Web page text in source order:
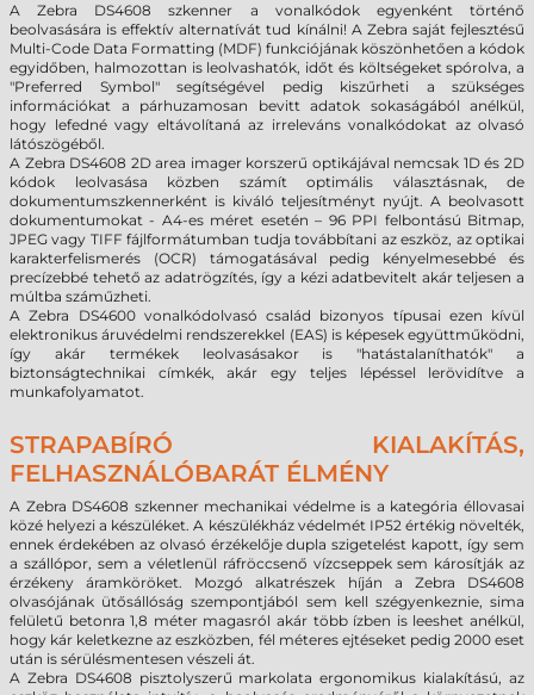
A Zebra DS4608 szkenner a vonalkódok egyenként történő
beolvasására is effektív alternatívát tud kínálni! A Zebra saját fejlesztésű
Multi-Code Data Formatting (MDF) funkciójának köszönhetően a kódok
egyidőben, halmozottan is leolvashatók, időt és költségeket spórolva, a
"Preferred Symbol" segítségével pedig kiszűrheti a szükséges
információkat a párhuzamosan bevitt adatok sokaságából anélkül,
hogy lefedné vagy eltávolítaná az irreleváns vonalkódokat az olvasó
látószögéből.
A Zebra DS4608 2D area imager korszerű optikájával nemcsak 1D és 2D
kódok leolvasása közben számít optimális választásnak, de
dokumentumszkennerként is kiváló teljesítményt nyújt. A beolvasott
dokumentumokat - A4-es méret esetén – 96 PPI felbontású Bitmap,
JPEG vagy TIFF fájlformátumban tudja továbbítani az eszköz, az optikai
karakterfelismerés (OCR) támogatásával pedig kényelmesebbé és
precízebbé tehető az adatrögzítés, így a kézi adatbevitelt akár teljesen a
múltba száműzheti.
A Zebra DS4600 vonalkódolvasó család bizonyos típusai ezen kívül
elektronikus áruvédelmi rendszerekkel (EAS) is képesek együttműködni,
így akár termékek leolvasásakor is "hatástalaníthatók" a
biztonságtechnikai címkék, akár egy teljes lépéssel lerövidítve a
munkafolyamatot.
STRAPABÍRÓ KIALAKÍTÁS,
FELHASZNÁLÓBARÁT ÉLMÉNY
A Zebra DS4608 szkenner mechanikai védelme is a kategória éllovasai
közé helyezi a készüléket. A készülékház védelmét IP52 értékig növelték,
ennek érdekében az olvasó érzékelője dupla szigetelést kapott, így sem
a szállópor, sem a véletlenül ráfröccsenő vízcseppek sem károsítják az
érzékeny áramköröket. Mozgó alkatrészek híján a Zebra DS4608
olvasójának ütősállóság szempontjából sem kell szégyenkeznie, sima
felületű betonra 1,8 méter magasról akár több ízben is leeshet anélkül,
hogy kár keletkezne az eszközben, fél méteres ejtéseket pedig 2000 eset
után is sérülésmentesen vészeli át.
A Zebra DS4608 pisztolyszerű markolata ergonomikus kialakítású, az